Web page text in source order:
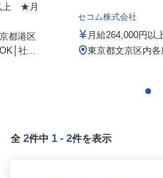
上 ★月
都港区
社...
セコム株式会社
月給264,000円以
東京都文京区内各
全 2件中 1 - 2件を表示